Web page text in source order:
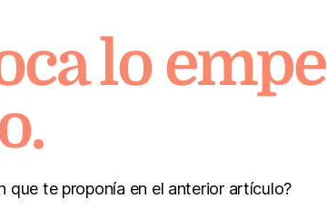
lo
que te proponía en el anterior artículo?